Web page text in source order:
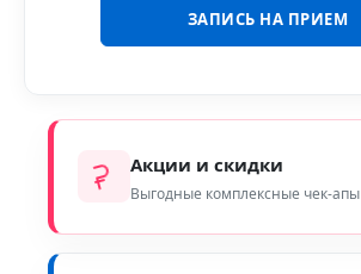
ЗАПИСЬ НА ПРИЕМ
Акции и скидки
Выгодные комплексные чек-апы